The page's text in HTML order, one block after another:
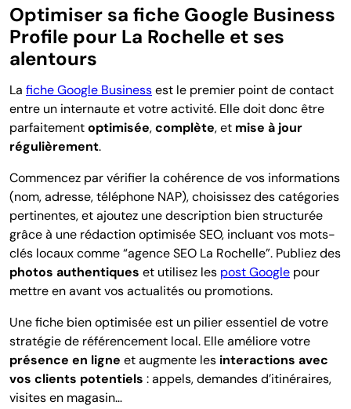
Optimiser sa fiche Google Business
Profile pour La Rochelle et ses
alentours
La fiche Google Businessest le premier point de contact
entre un internaute et votre activité. Elle doit donc être
parfaitementoptimisée,complète, et mise à jour
régulièrement.
Commencez par vérifier la cohérence de vos informations
(nom, adresse, téléphone NAP), choisissez des catégories
pertinentes, et ajoutez une description bien structurée
grâce à une rédaction optimisée SEO, incluant vos mots-
clés locaux comme “agence SEO La Rochelle”. Publiez des
photos authentiques et utilisez les post Google pour
mettre en avant vos actualités ou promotions.
Une fiche bien optimisée est un pilier essentiel de votre
stratégie de référencement local. Elle améliore votre
présence en ligne et augmente les interactions avec
vos clients potentiels : appels, demandes d’itinéraires,
visites en magasin…